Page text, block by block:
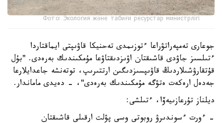
Фото: Экология және табиғи ресурстар министрлігі
جوعارى تەمپەراتۋراعا ءتوزىمدى تەحنيكا قاۋىپتى ايماقتاردا
ءتىلسىز جاۋدى قاشىقتان اۋىزدىقتاۋعا مۇمكىندىك بەرەدى. "بۇل
قۇتقارۋشىلاردىڭ قاۋىپسىزدىگىن ارتتىرىپ، توتەنشە جاعدايلارعا
جەدەل ارەكەت ەتۋگە مۇمكىندىك بەرەدى"، - دەيدى ماماندار.
ديلناز تۇرعازىيەۆا، ءتىلشى:
- ءورت ءسوندىرۋ روبوتى وسى پۋلت ارقىلى قاشىقتان